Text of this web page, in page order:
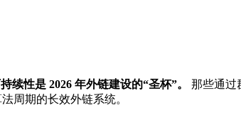
续性是 2026 年外链建设的“圣杯”。
那些通过
周期的长效外链系统。